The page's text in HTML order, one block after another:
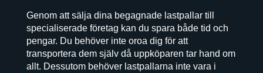
Genom att sälja dina begagnade lastpallar till
specialiserade företag kan du spara både tid och
pengar. Du behöver inte oroa dig för att
transportera dem själv då uppköparen tar hand om
allt. Dessutom behöver lastpallarna inte vara i